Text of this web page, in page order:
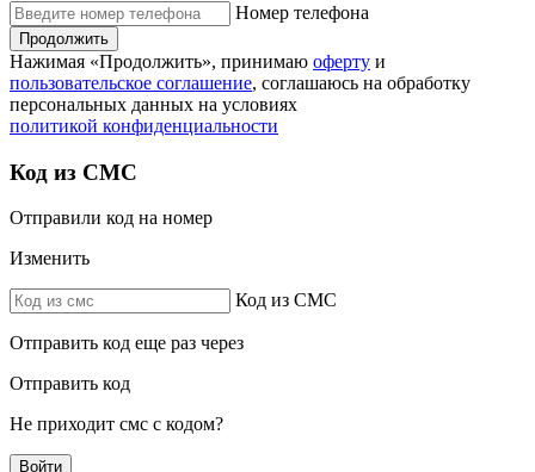
Номер телефона
Продолжить
Нажимая «Продолжить», принимаю оферту и
пользовательское соглашение, соглашаюсь на обработку
персональных данных на условиях
политикой конфиденциальности
Код из СМС
Отправили код на номер
Изменить
Код из СМС
Отправить код еще раз через
Отправить код
Не приходит смс с кодом?
Войти